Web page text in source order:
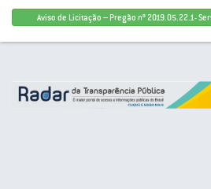
Aviso de Licitação – Pregão nº 2019.05.22.1-